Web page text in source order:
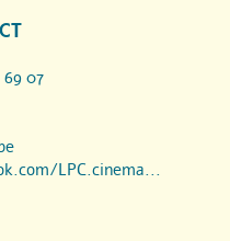
69 07
LPC.cinema...